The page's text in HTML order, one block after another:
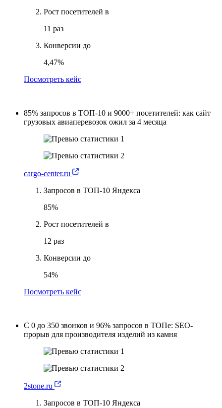
Рост посетителей в
11 раз
Конверсии до
4,47%
Посмотреть кейс
85% запросов в ТОП-10 и 9000+ посетителей: как сайт
грузовых авиаперевозок ожил за 4 месяца
cargo-center.ru
Запросов в ТОП-10 Яндекса
85%
Рост посетителей в
12 раз
Конверсии до
54%
Посмотреть кейс
С 0 до 350 звонков и 96% запросов в ТОПе: SEO-
прорыв для производителя изделий из камня
2stone.ru
Запросов в ТОП-10 Яндекса